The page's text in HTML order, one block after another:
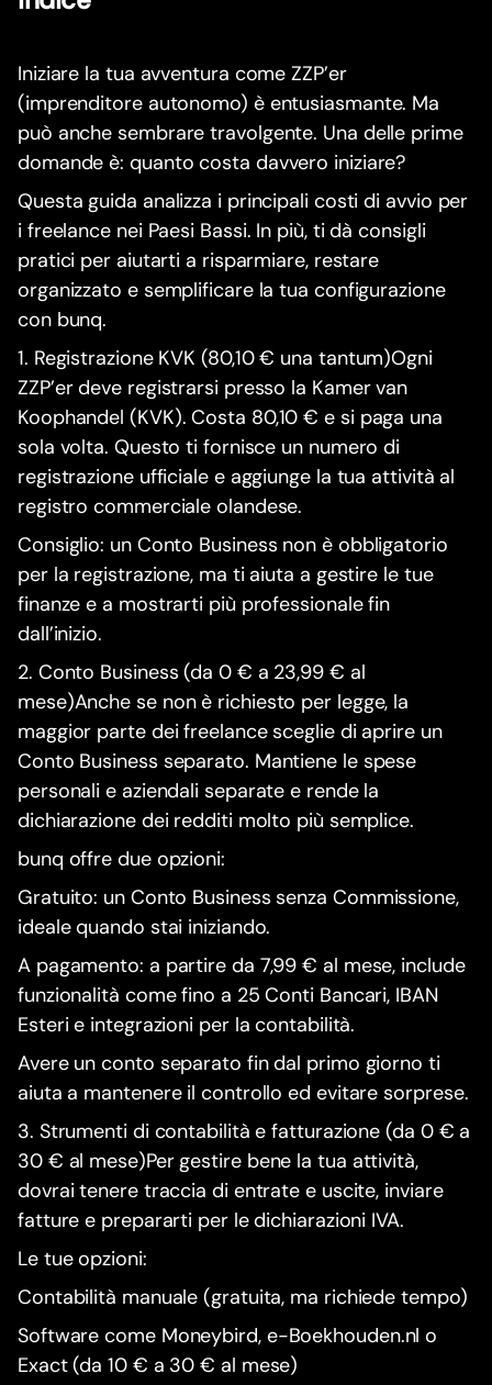
Iniziare la tua avventura come ZZP’er
(imprenditore autonomo) è entusiasmante. Ma
può anche sembrare travolgente. Una delle prime
domande è: quanto costa davvero iniziare?
Questa guida analizza i principali costi di avvio per
i freelance nei Paesi Bassi. In più, ti dà consigli
pratici per aiutarti a risparmiare, restare
organizzato e semplificare la tua configurazione
con bunq.
1. Registrazione KVK (80,10 € una tantum)Ogni
ZZP’er deve registrarsi presso la Kamer van
Koophandel (KVK). Costa 80,10 € e si paga una
sola volta. Questo ti fornisce un numero di
registrazione ufficiale e aggiunge la tua attività al
registro commerciale olandese.
Consiglio: un Conto Business non è obbligatorio
per la registrazione, ma ti aiuta a gestire le tue
finanze e a mostrarti più professionale fin
dall’inizio.
2. Conto Business (da 0 € a 23,99 € al
mese)Anche se non è richiesto per legge, la
maggior parte dei freelance sceglie di aprire un
Conto Business separato. Mantiene le spese
personali e aziendali separate e rende la
dichiarazione dei redditi molto più semplice.
bunq offre due opzioni:
Gratuito: un Conto Business senza Commissione,
ideale quando stai iniziando.
A pagamento: a partire da 7,99 € al mese, include
funzionalità come fino a 25 Conti Bancari, IBAN
Esteri e integrazioni per la contabilità.
Avere un conto separato fin dal primo giorno ti
aiuta a mantenere il controllo ed evitare sorprese.
3. Strumenti di contabilità e fatturazione (da 0 € a
30 € al mese)Per gestire bene la tua attività,
dovrai tenere traccia di entrate e uscite, inviare
fatture e prepararti per le dichiarazioni IVA.
Le tue opzioni:
Contabilità manuale (gratuita, ma richiede tempo)
Software come Moneybird, e-Boekhouden.nl o
Exact (da 10 € a 30 € al mese)